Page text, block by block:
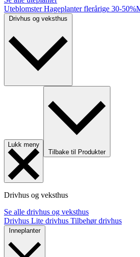
UteblomsterHageplanter flerårige 30-50%
Lukk meny
Tilbake til Produkter
Drivhus og veksthus
Se alle drivhus og veksthus
Drivhus Lite drivhus Tilbehør drivhus
Inneplanter